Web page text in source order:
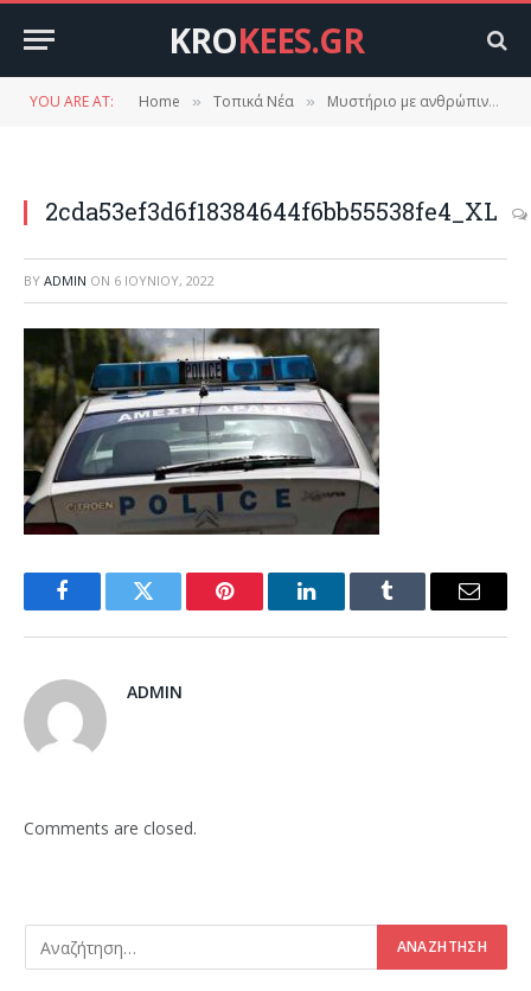
KROKEES.GR
YOU ARE AT: Home » Τοπικά Νέα » Μυστήριο με ανθρώπινα οστά στο Δαφνί Εντοπίστηκαν τυχαία πλησίον του εθνικού δρόμου – Ανοίγουν υποθέσεις αγνοούμενων
2cda53ef3d6f18384644f6bb55538fe4_XL
BY ADMIN ON 6 ΙΟΥΝΊΟΥ, 2022
FacebookTwitter Pinterest LinkedInTumblr Email
ADMIN
Comments are closed.